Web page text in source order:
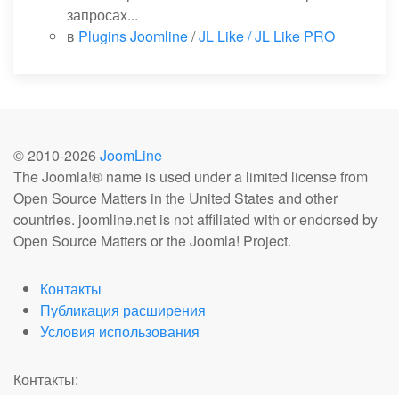
запросах...
в Plugins Joomline/JL Like / JL Like PRO
© 2010-2026 JoomLine
The Joomla!® name is used under a limited license from
Open Source Matters in the United States and other
countries. joomline.net is not affiliated with or endorsed by
Open Source Matters or the Joomla! Project.
Контакты
Публикация расширения
Условия использования
Контакты: